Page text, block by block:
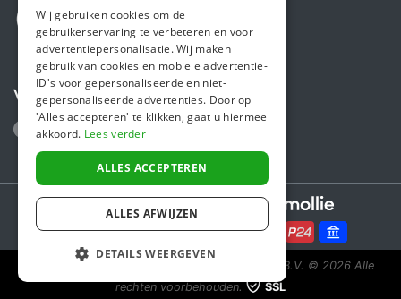
Volg ons
Secure payments powered by
Steunactie is een initiatief van Sponsor Europe B.V. © 2026 Alle
rechten voorbehouden.
SSL
ENGLISH
Wij gebruiken cookies om de
gebruikerservaring te verbeteren en voor
advertentiepersonalisatie. Wij maken
gebruik van cookies en mobiele advertentie-
ID's voor gepersonaliseerde en niet-
gepersonaliseerde advertenties. Door op
'Alles accepteren' te klikken, gaat u hiermee
akkoord. Lees verder
ALLES ACCEPTEREN
ALLES AFWIJZEN
DETAILS WEERGEVEN